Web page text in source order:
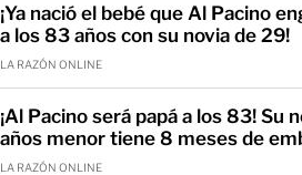
¡Ya nació el bebé que Al Pacino
a los 83 años con su novia de 29!
LA RAZÓN ONLINE
¡Al Pacino será papá a los 83! Su
años menor tiene 8 meses de
LA RAZÓN ONLINE